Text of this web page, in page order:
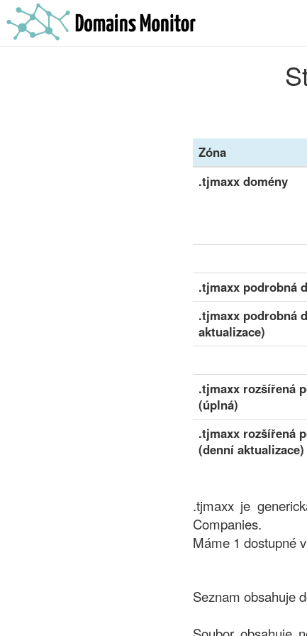
Zóna
.tjmaxx domény
.tjmaxx podrobná
.tjmaxx podrobná
aktualizace)
.tjmaxx rozšířená
(úplná)
.tjmaxx rozšířená
(denní aktualizace)
.tjmaxx je
Companies.
Máme 1 dostupné
Seznam obsahuje